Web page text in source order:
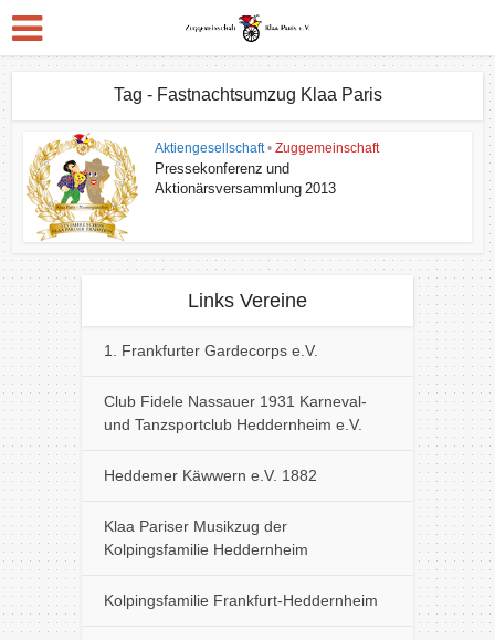
Tag - Fastnachtsumzug Klaa Paris
Aktiengesellschaft • Zuggemeinschaft
Pressekonferenz und
Aktionärsversammlung 2013
Links Vereine
1. Frankfurter Gardecorps e.V.
Club Fidele Nassauer 1931 Karneval-
und Tanzsportclub Heddernheim e.V.
Heddemer Käwwern e.V. 1882
Klaa Pariser Musikzug der
Kolpingsfamilie Heddernheim
Kolpingsfamilie Frankfurt-Heddernheim